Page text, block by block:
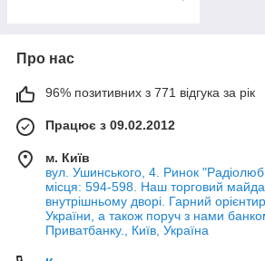
Про нас
96% позитивних з 771 відгука за рік
Працює з 09.02.2012
м. Київ
вул. Ушинського, 4. Ринок
місця: 594-598. Наш торговий
внутрішньому дворі. Гарний
України, а також поруч з нами
Приватбанку., Київ, Україна